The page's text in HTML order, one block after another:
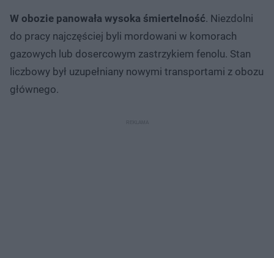
W obozie panowała wysoka śmiertelność. Niezdolni
do pracy najczęściej byli mordowani w komorach
gazowych lub dosercowym zastrzykiem fenolu. Stan
liczbowy był uzupełniany nowymi transportami z obozu
głównego.